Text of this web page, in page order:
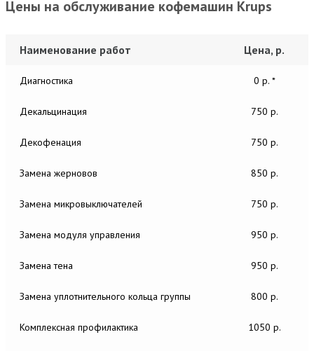
Цены на обслуживание кофемашин Krups
Наименование работ Цена, р.
Диагностика 0 р. *
Декальцинация 750 р.
Декофенация 750 р.
Замена жерновов 850 р.
Замена микровыключателей 750 р.
Замена модуля управления 950 р.
Замена тена 950 р.
Замена уплотнительного кольца группы 800 р.
Комплексная профилактика 1050 р.